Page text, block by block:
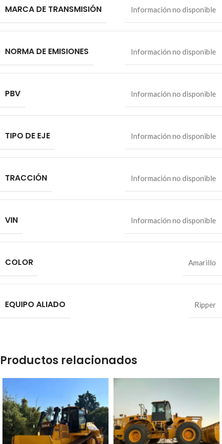
MARCA DE TRANSMISIÓN Información no disponible
NORMA DE EMISIONES Información no disponible
PBV Información no disponible
TIPO DE EJE Información no disponible
TRACCIÓN Información no disponible
VIN Información no disponible
COLOR Amarillo
EQUIPO ALIADO Ripper
Productos relacionados